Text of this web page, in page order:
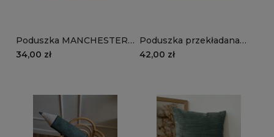
Poduszka MANCHESTER
TL52 | rudy
34,00 zł
Poduszka przekładana
MANCHESTER LN52 |
42,00 zł